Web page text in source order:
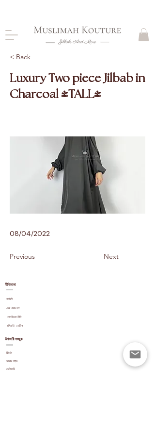
< Back
Luxury Two piece Jilbab in
Charcoal (TALL)
08/04/2022
Previous Next
নীতিমালা
শর্তাবলী
সেবা পাবার শর্ত
গোপনীয়তা নীতি
কপিরাইট নোটিশ
উপকারী সংজুক
রিটার্নস
আকার গাইড
ডেলিভারি